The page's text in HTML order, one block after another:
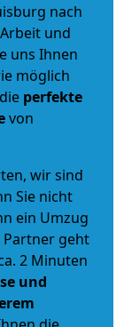
nach
und
uns Ihnen
möglich
perfekte
von
wir sind
Sie nicht
ein Umzug
Partner geht
2 Minuten
und